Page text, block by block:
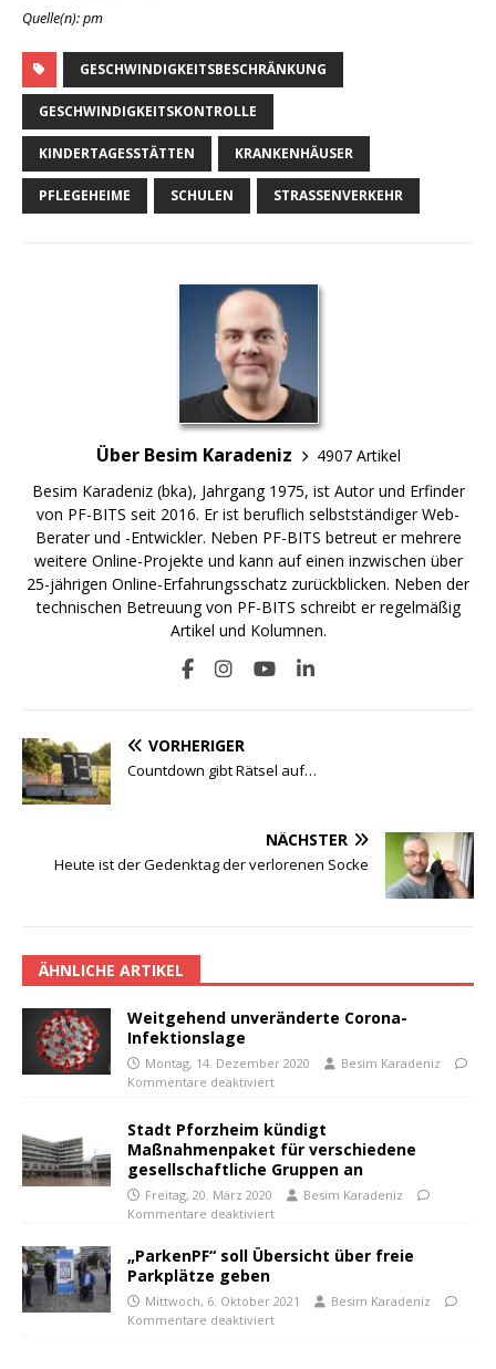
Quelle(n): pm
GESCHWINDIGKEITSBESCHRÄNKUNG
GESCHWINDIGKEITSKONTROLLE
KINDERTAGESSTÄTTEN KRANKENHÄUSER
PFLEGEHEIME SCHULEN STRASSENVERKEHR
Über Besim Karadeniz
4907 Artikel
Besim Karadeniz (bka), Jahrgang 1975, ist Autor und Erfinder
von PF-BITS seit 2016. Er ist beruflich selbstständiger Web-
Berater und -Entwickler. Neben PF-BITS betreut er mehrere
weitere Online-Projekte und kann auf einen inzwischen über
25-jährigen Online-Erfahrungsschatz zurückblicken. Neben der
technischen Betreuung von PF-BITS schreibt er regelmäßig
Artikel und Kolumnen.
VORHERIGER
Countdown gibt Rätsel auf…
NÄCHSTER
Heute ist der Gedenktag der verlorenen Socke
ÄHNLICHE ARTIKEL
Weitgehend unveränderte Corona-
Infektionslage
Montag, 14. Dezember 2020
Besim Karadeniz
Kommentare deaktiviert
Stadt Pforzheim kündigt
Maßnahmenpaket für verschiedene
gesellschaftliche Gruppen an
Freitag, 20. März 2020
Besim Karadeniz
Kommentare deaktiviert
„ParkenPF“ soll Übersicht über freie
Parkplätze geben
Mittwoch, 6. Oktober 2021
Besim Karadeniz
Kommentare deaktiviert